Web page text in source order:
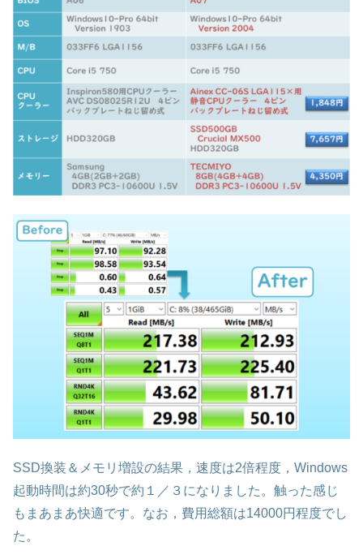
SSD換装＆メモリ増設の結果，速度は2倍程度，Windows
起動時間は約30秒で約１／３になりました。触った感じ
もまあまあ快適です。なお，費用総額は14000円程度でし
た。